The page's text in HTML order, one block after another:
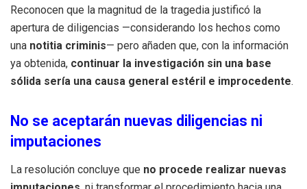
Reconocen que la magnitud de la tragedia justificó la
apertura de diligencias —considerando los hechos como
una notitia criminis— pero añaden que, con la información
ya obtenida, continuar la investigación sin una base
sólida sería una causa general estéril e improcedente.
No se aceptarán nuevas diligencias ni
imputaciones
La resolución concluye que no procede realizar nuevas